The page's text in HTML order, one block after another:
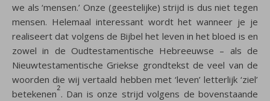
we als ‘mensen.’ Onze (geestelijke) strijd is dus niet tegen
mensen. Helemaal interessant wordt het wanneer je je
realiseert dat volgens de Bijbel het leven in het bloed is en
zowel in de Oudtestamentische Hebreeuwse – als de
Nieuwtestamentische Griekse grondtekst de veel van de
woorden die wij vertaald hebben met ‘leven’ letterlijk ‘ziel’
betekenen2. Dan is onze strijd volgens de bovenstaande